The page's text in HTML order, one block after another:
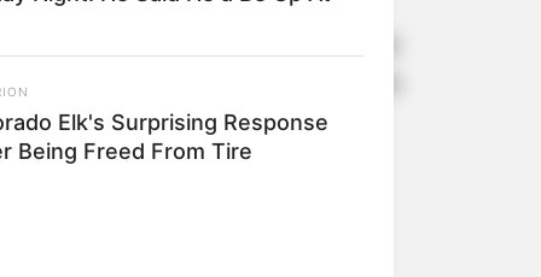
doações para a realização da
Elk's Surprising Response
Being Freed From Tire